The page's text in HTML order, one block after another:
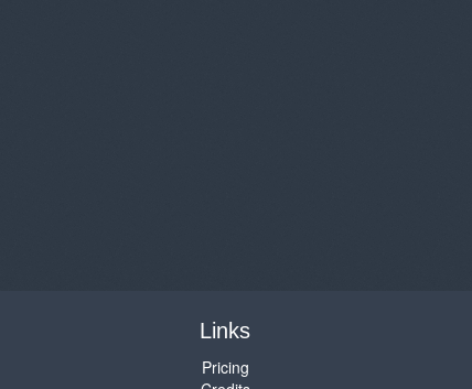
Links
Pricing